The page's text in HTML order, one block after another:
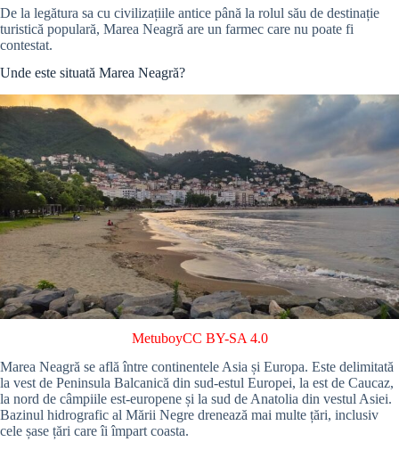
De la legătura sa cu civilizațiile antice până la rolul său de destinație
turistică populară, Marea Neagră are un farmec care nu poate fi
contestat.
Unde este situată Marea Neagră?
MetuboyCC BY-SA 4.0
Marea Neagră se află între continentele Asia și Europa. Este delimitată
la vest de Peninsula Balcanică din sud-estul Europei, la est de Caucaz,
la nord de câmpiile est-europene și la sud de Anatolia din vestul Asiei.
Bazinul hidrografic al Mării Negre drenează mai multe țări, inclusiv
cele șase țări care îi împart coasta.